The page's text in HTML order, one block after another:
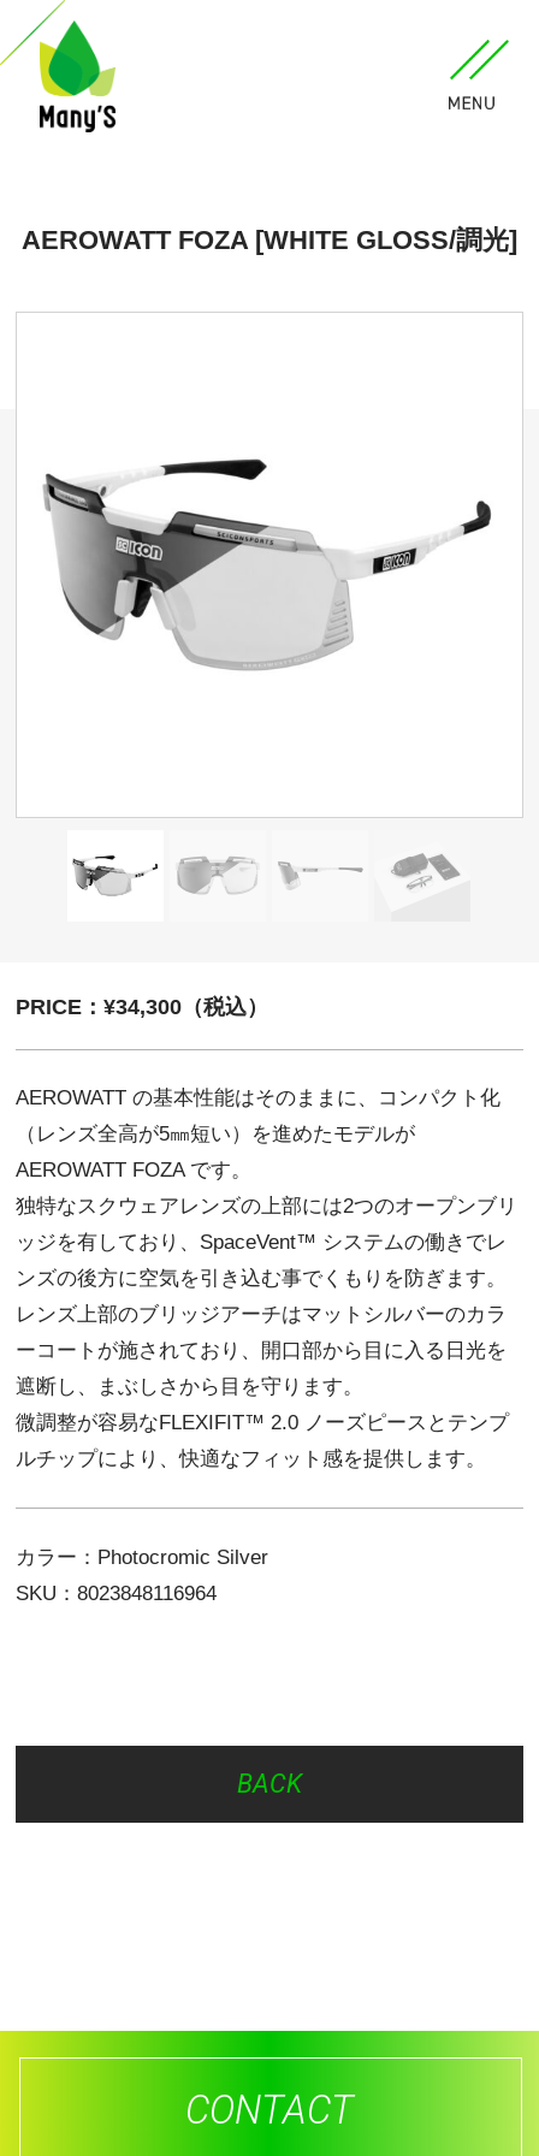
AEROWATT FOZA [WHITE GLOSS/調光]
PRICE：¥34,300（税込）
AEROWATT の基本性能はそのままに、コンパクト化
（レンズ全高が5㎜短い）を進めたモデルが
AEROWATT FOZA です。
独特なスクウェアレンズの上部には2つのオープンブリ
ッジを有しており、SpaceVent™ システムの働きでレ
ンズの後方に空気を引き込む事でくもりを防ぎます。
レンズ上部のブリッジアーチはマットシルバーのカラ
ーコートが施されており、開口部から目に入る日光を
遮断し、まぶしさから目を守ります。
微調整が容易なFLEXIFIT™ 2.0 ノーズピースとテンプ
ルチップにより、快適なフィット感を提供します。
カラー：Photocromic Silver
SKU：8023848116964
BACK
CONTACT